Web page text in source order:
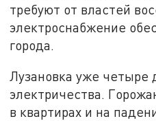
требуют от властей
электроснабжение
города.
Лузановка уже четыре
электричества.
в квартирах и на